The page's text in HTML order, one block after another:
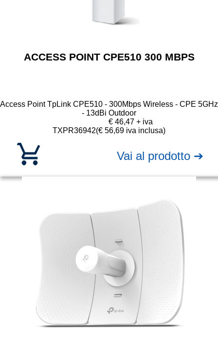
ACCESS POINT CPE510 300 MBPS
Access Point TpLink CPE510 - 300Mbps Wireless - CPE 5GHz
- 13dBi Outdoor
TXPR36942
€ 46,47 + iva
(€ 56,69 iva inclusa)
Vai al prodotto ➔